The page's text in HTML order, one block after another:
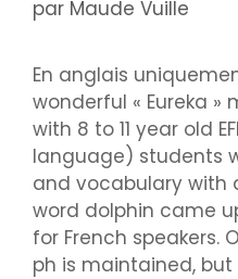
par Maude Vuille
En anglais
wonderful « Eureka »
with 8 to 11 year old
language) students
and vocabulary with
word dolphin came
for French speakers.
ph is maintained, but